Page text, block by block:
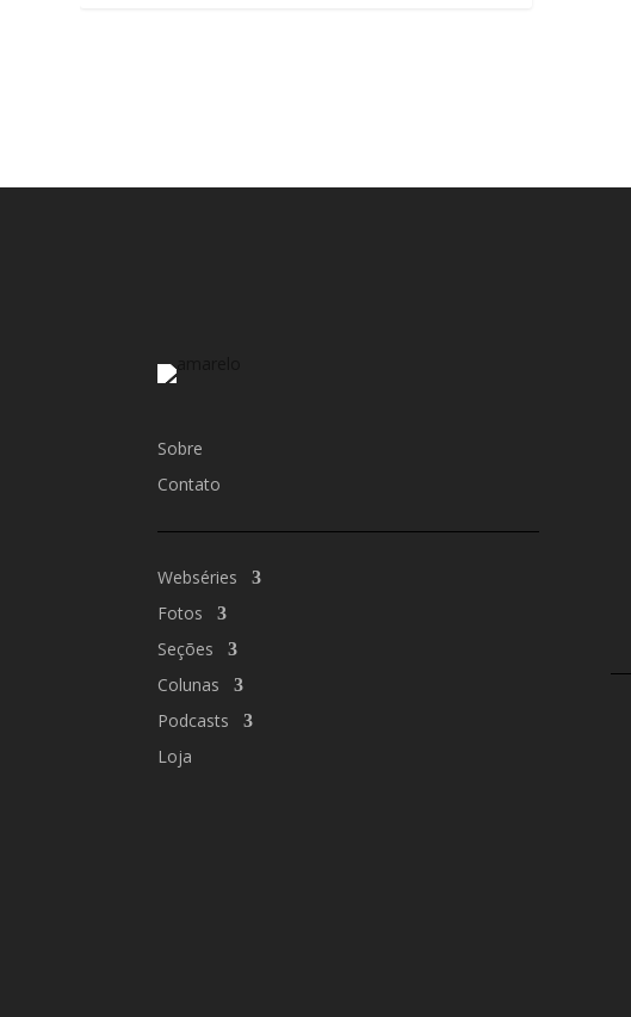
Sobre
Contato
Webséries
Fotos
Seções
Colunas
Podcasts
Loja